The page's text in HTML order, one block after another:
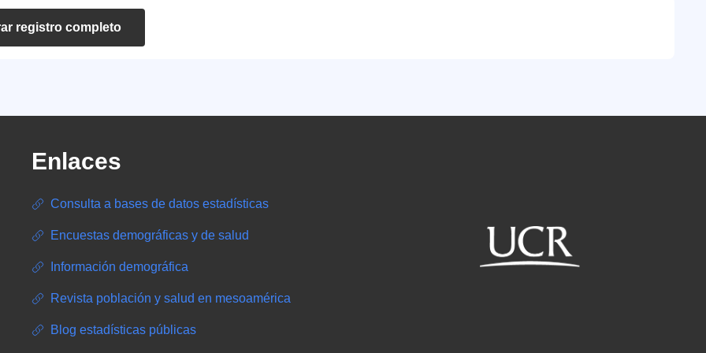
registro completo
Enlaces
Consulta a bases de datos estadísticas
Encuestas demográficas y de salud
Información demográfica
Revista población y salud en mesoamérica
Blog estadísticas públicas